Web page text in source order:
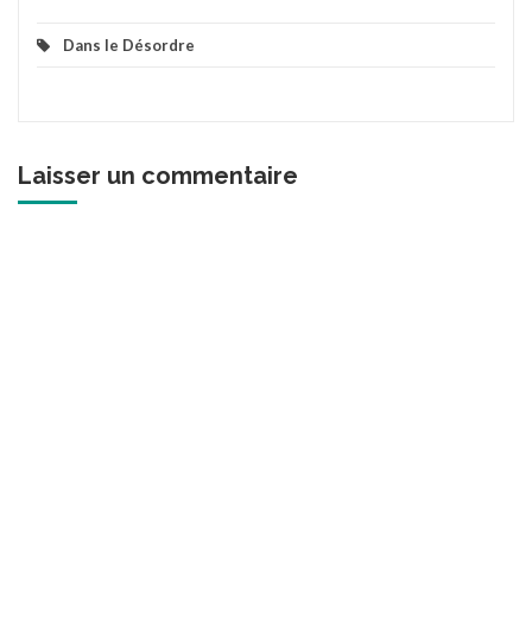
Dans le Désordre
Laisser un commentaire